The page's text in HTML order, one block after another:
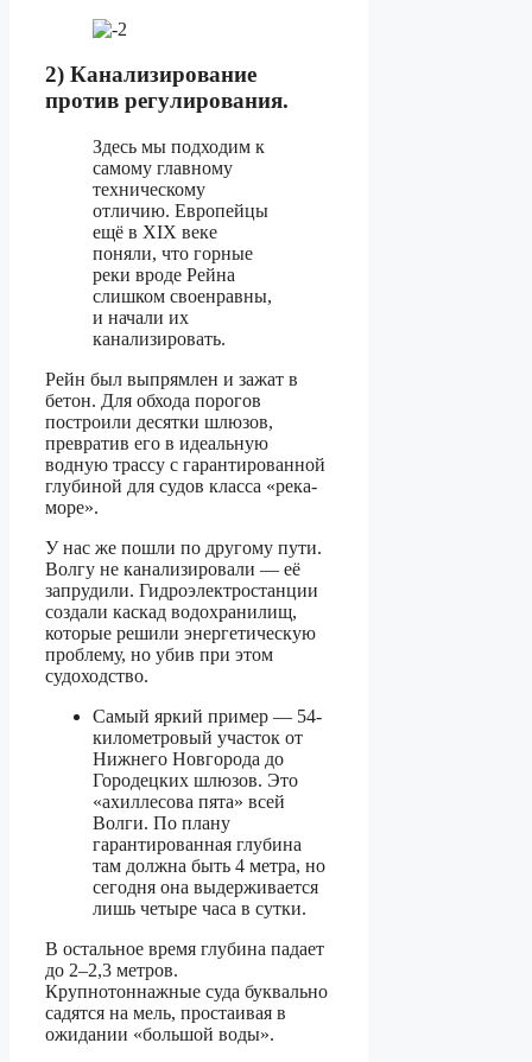
2) Канализирование
против регулирования.
Здесь мы подходим к
самому главному
техническому
отличию. Европейцы
ещё в XIX веке
поняли, что горные
реки вроде Рейна
слишком своенравны,
и начали их
канализировать.
Рейн был выпрямлен и зажат в
бетон. Для обхода порогов
построили десятки шлюзов,
превратив его в идеальную
водную трассу с гарантированной
глубиной для судов класса «река-
море».
У нас же пошли по другому пути.
Волгу не канализировали — её
запрудили. Гидроэлектростанции
создали каскад водохранилищ,
которые решили энергетическую
проблему, но убив при этом
судоходство.
Самый яркий пример — 54-
километровый участок от
Нижнего Новгорода до
Городецких шлюзов. Это
«ахиллесова пята» всей
Волги. По плану
гарантированная глубина
там должна быть 4 метра, но
сегодня она выдерживается
лишь четыре часа в сутки.
В остальное время глубина падает
до 2–2,3 метров.
Крупнотоннажные суда буквально
садятся на мель, простаивая в
ожидании «большой воды».